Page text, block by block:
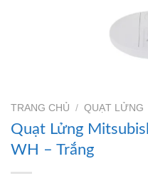
TRANG CHỦ / QUẠT LỬNG
Quạt Lửng
WH – Trắng